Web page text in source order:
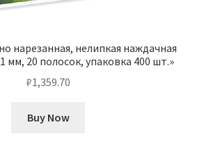
нарезанная, нелипкая наждачная
мм, 20 полосок, упаковка 400 шт.»
₽1,359.70
Buy Now